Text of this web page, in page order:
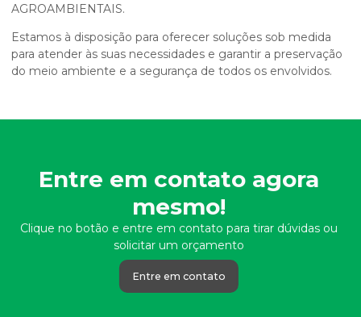
AGROAMBIENTAIS.
Estamos à disposição para oferecer soluções sob medida
para atender às suas necessidades e garantir a preservação
do meio ambiente e a segurança de todos os envolvidos.
Entre em contato agora
mesmo!
Clique no botão e entre em contato para tirar dúvidas ou
solicitar um orçamento
Entre em contato